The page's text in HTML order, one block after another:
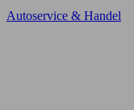
Autoservice & Handel